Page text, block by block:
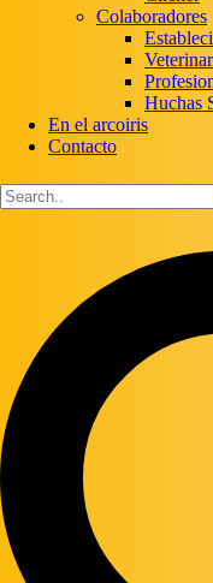
Colaboradores
Huchas
En el arcoiris
Contacto